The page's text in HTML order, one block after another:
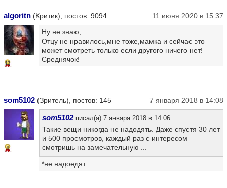
algoritn (Критик), постов: 9094 11 июня 2020 в 15:37
13
Ну не знаю,..
Отцу не нравилось,мне тоже,мамка и сейчас это
может смотреть только если другого ничего нет!
Среднячок!
som5102 (Зритель), постов: 145 7 января 2018 в 14:08
9
som5102писал(а) 7 января 2018 в 14:06
Такие вещи никогда не надодять. Даже спустя 30 лет
и 500 просмотров, каждый раз с интересом
смотришь на замечательную ...
*не надоедят